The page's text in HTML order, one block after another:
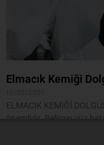
Elmacık Kemiği
ELMACIK KEMİĞİ
önemlidir. Belirgin yüz